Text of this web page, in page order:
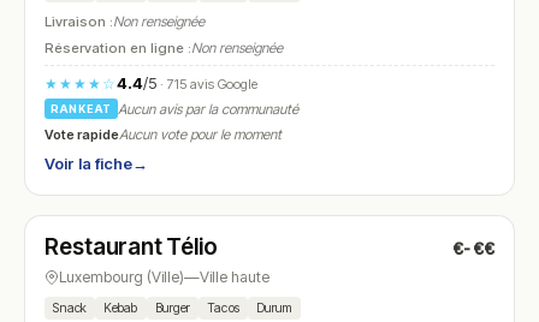
Livraison :Non renseignée
Réservation en ligne :Non renseignée
★★★★☆4.4/5· 715 avis Google
RANKEAT
Aucun avis par la communauté
Vote rapideAucun vote pour le moment
Voir la fiche→
N° 18
Restaurant Télio €-€€
Luxembourg (Ville)—Ville haute
Snack Kebab Burger Tacos Durum